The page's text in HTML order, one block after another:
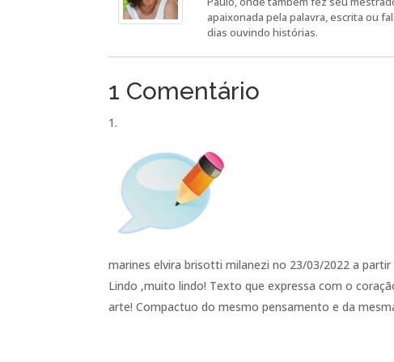
apaixonada pela palavra, escrita ou
dias ouvindo histórias.
1 Comentário
marines elvira brisotti milanezi no 23/03/2022 a partir
Lindo ,muito lindo! Texto que expressa com o
arte! Compactuo do mesmo pensamento e da